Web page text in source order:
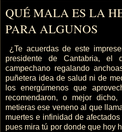
QUÉ MALA ES LA
PARA ALGUNOS
¿Te acuerdas de este
presidente de Cantabria,
campechano regalando
puñetera idea de salud ni de
los energúmenos que
recomendaron, o mejor
metieras ese veneno al que
muertes e infinidad de
pues mira tú por donde que hoy